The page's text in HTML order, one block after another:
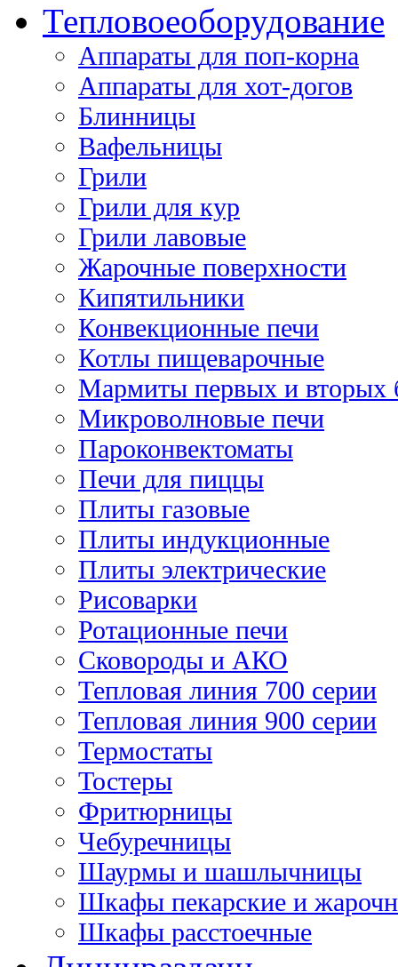
Тепловоеоборудование
Аппараты для поп-корна
Аппараты для хот-догов
Блинницы
Вафельницы
Грили
Грили для кур
Грили лавовые
Жарочные поверхности
Кипятильники
Конвекционные печи
Котлы пищеварочные
Мармиты первых и вторых
Микроволновые печи
Пароконвектоматы
Печи для пиццы
Плиты газовые
Плиты индукционные
Плиты электрические
Рисоварки
Ротационные печи
Сковороды и АКО
Тепловая линия 700 серии
Тепловая линия 900 серии
Термостаты
Тостеры
Фритюрницы
Чебуречницы
Шаурмы и шашлычницы
Шкафы пекарские и
Шкафы расстоечные